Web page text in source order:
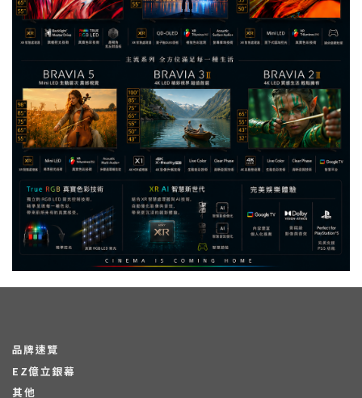
品牌速覽
EZ億立銀幕
其他